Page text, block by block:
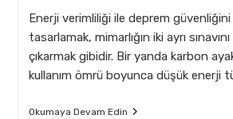
modified:
Enerji verimliliği ile deprem güvenliğini
tasarlamak, mimarlığın iki ayrı
çıkarmak gibidir. Bir yanda karbon
kullanım ömrü boyunca düşük enerji
Okumaya Devam EdinEnerji